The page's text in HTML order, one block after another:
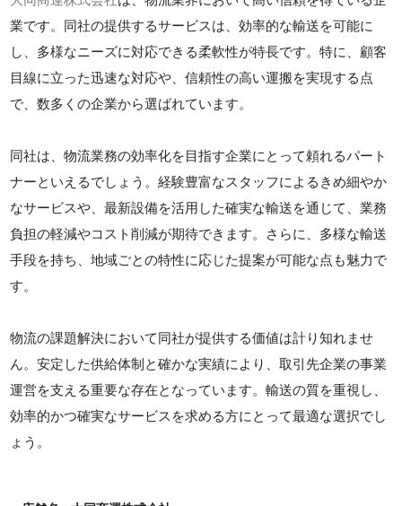
業です。同社の提供するサービスは、効率的な輸送を可能に
し、多様なニーズに対応できる柔軟性が特長です。特に、顧客
目線に立った迅速な対応や、信頼性の高い運搬を実現する点
で、数多くの企業から選ばれています。
同社は、物流業務の効率化を目指す企業にとって頼れるパート
ナーといえるでしょう。経験豊富なスタッフによるきめ細やか
なサービスや、最新設備を活用した確実な輸送を通じて、業務
負担の軽減やコスト削減が期待できます。さらに、多様な輸送
手段を持ち、地域ごとの特性に応じた提案が可能な点も魅力で
す。
物流の課題解決において同社が提供する価値は計り知れませ
ん。安定した供給体制と確かな実績により、取引先企業の事業
運営を支える重要な存在となっています。輸送の質を重視し、
効率的かつ確実なサービスを求める方にとって最適な選択でし
ょう。